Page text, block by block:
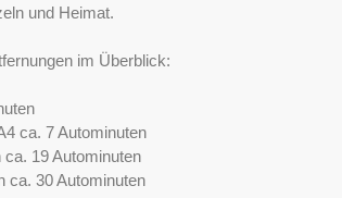
und Heimat.
im Überblick:
ca. 7 Autominuten
19 Autominuten
ca. 30 Autominuten